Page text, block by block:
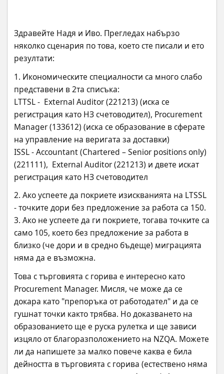
Здравейте Надя и Иво. Прегледах набързо
няколко сценария по това, което сте писали и ето
резултати:
1. Икономическите специалности са много слабо
представени в 2та списъка:
LTTSL -  External Auditor (221213) (иска се
регистрация като НЗ счетоводител), Procurement
Manager (133612) (иска се образование в сферате
на управление на веригата за доставки)
ISSL - Accountant (Chartered – Senior positions only)
(221111),  External Auditor (221213) и двете искат
регистрация като НЗ счетоводител
2. Ако успеете да покриете изискванията на LTSSL
- точките дори без предложение за работа са 150.
3. Ако не успеете да ги покриете, тогава точките са
само 105, което без предложение за работа в
близко (че дори и в средно бъдеще) миграцията
няма да е възможна.
Това с търговията с горива е интересно като
Procurement Manager. Мисля, че може да се
докара като "препоръка от работодател" и да се
гушнат точки както трябва. Но доказването на
образованието ще е руска рулетка и ще зависи
изцяло от благоразположението на NZQA. Можете
ли да напишете за малко повече каква е била
дейността в търговията с горива (естествено няма